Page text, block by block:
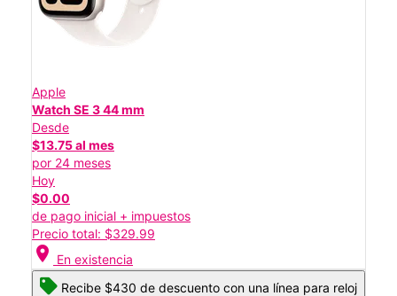
Apple
Watch SE 3 44 mm
Desde
$13.75 al mes
por 24 meses
Hoy
$0.00
de pago inicial + impuestos
Precio total: $329.99
location_on En existencia
Recibe $430 de descuento con una línea para reloj